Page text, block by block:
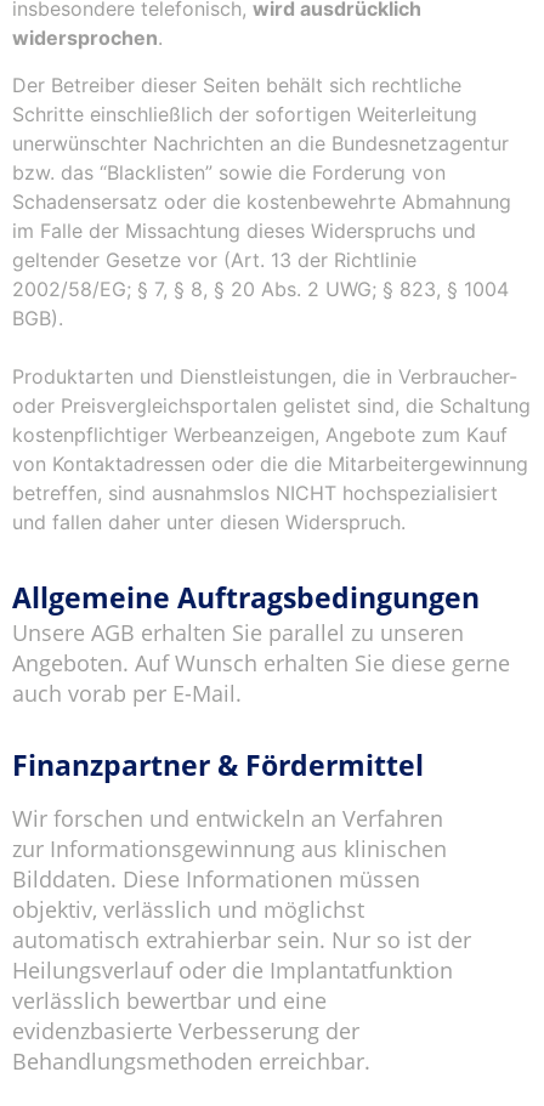
insbesondere telefonisch, wird ausdrücklich
widersprochen.
Der Betreiber dieser Seiten behält sich rechtliche
Schritte einschließlich der sofortigen Weiterleitung
unerwünschter Nachrichten an die Bundesnetzagentur
bzw. das “Blacklisten” sowie die Forderung von
Schadensersatz oder die kostenbewehrte Abmahnung
im Falle der Missachtung dieses Widerspruchs und
geltender Gesetze vor (Art. 13 der Richtlinie
2002/58/EG; § 7, § 8, § 20 Abs. 2 UWG; § 823, § 1004
BGB).
Produktarten und Dienstleistungen, die in Verbraucher-
oder Preisvergleichsportalen gelistet sind, die Schaltung
kostenpflichtiger Werbeanzeigen, Angebote zum Kauf
von Kontaktadressen oder die die Mitarbeitergewinnung
betreffen, sind ausnahmslos NICHT hochspezialisiert
und fallen daher unter diesen Widerspruch.
Allgemeine Auftragsbedingungen
Unsere AGB erhalten Sie parallel zu unseren
Angeboten. Auf Wunsch erhalten Sie diese gerne
auch vorab per E-Mail.
Finanzpartner & Fördermittel
Wir forschen und entwickeln an Verfahren
zur Informationsgewinnung aus klinischen
Bilddaten. Diese Informationen müssen
objektiv, verlässlich und möglichst
automatisch extrahierbar sein. Nur so ist der
Heilungsverlauf oder die Implantatfunktion
verlässlich bewertbar und eine
evidenzbasierte Verbesserung der
Behandlungsmethoden erreichbar.